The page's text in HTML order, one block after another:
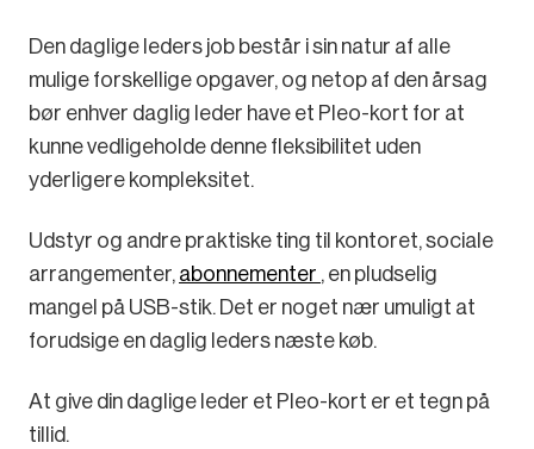
Den daglige leders job består i sin natur af alle
mulige forskellige opgaver, og netop af den årsag
bør enhver daglig leder have et Pleo-kort for at
kunne vedligeholde denne fleksibilitet uden
yderligere kompleksitet.
Udstyr og andre praktiske ting til kontoret, sociale
arrangementer, abonnementer , en pludselig
mangel på USB-stik. Det er noget nær umuligt at
forudsige en daglig leders næste køb.
At give din daglige leder et Pleo-kort er et tegn på
tillid.